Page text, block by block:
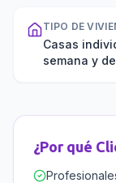
TIPO DE
Casas
semana y
¿Por qué